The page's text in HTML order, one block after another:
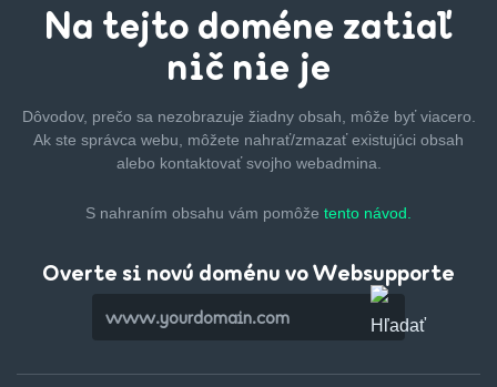
Na tejto doméne zatiaľ
nič nie je
Dôvodov, prečo sa nezobrazuje žiadny obsah, môže byťviacero.
Ak ste správca webu, môžete nahrať/zmazaťexistujúci obsah
alebo kontaktovať svojho webadmina.
S nahraním obsahu vám pomôže tento návod.
Overte si novú doménu vo Websupporte